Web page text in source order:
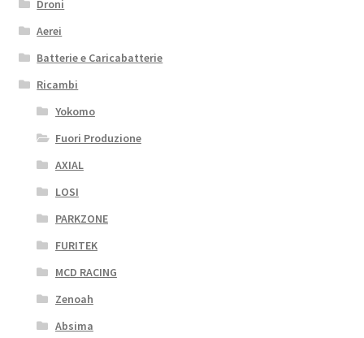
Droni
Aerei
Batterie e Caricabatterie
Ricambi
Yokomo
Fuori Produzione
AXIAL
LOSI
PARKZONE
FURITEK
MCD RACING
Zenoah
Absima